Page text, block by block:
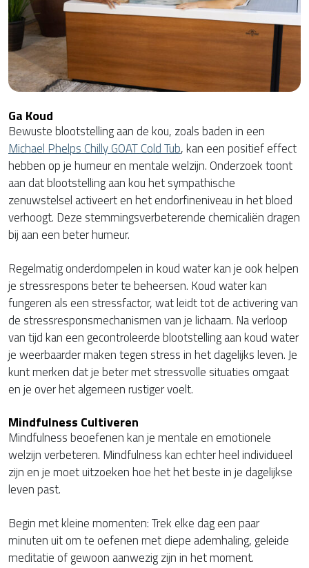
Ga Koud
Bewuste blootstelling aan de kou, zoals baden in een
Michael Phelps Chilly GOAT Cold Tub, kan een positief effect
hebben op je humeur en mentale welzijn. Onderzoek toont
aan dat blootstelling aan kou het sympathische
zenuwstelsel activeert en het endorfineniveau in het bloed
verhoogt. Deze stemmingsverbeterende chemicaliën dragen
bij aan een beter humeur.
Regelmatig onderdompelen in koud water kan je ook helpen
je stressrespons beter te beheersen. Koud water kan
fungeren als een stressfactor, wat leidt tot de activering van
de stressresponsmechanismen van je lichaam. Na verloop
van tijd kan een gecontroleerde blootstelling aan koud water
je weerbaarder maken tegen stress in het dagelijks leven. Je
kunt merken dat je beter met stressvolle situaties omgaat
en je over het algemeen rustiger voelt.
Mindfulness Cultiveren
Mindfulness beoefenen kan je mentale en emotionele
welzijn verbeteren. Mindfulness kan echter heel individueel
zijn en je moet uitzoeken hoe het het beste in je dagelijkse
leven past.
Begin met kleine momenten: Trek elke dag een paar
minuten uit om te oefenen met diepe ademhaling, geleide
meditatie of gewoon aanwezig zijn in het moment.